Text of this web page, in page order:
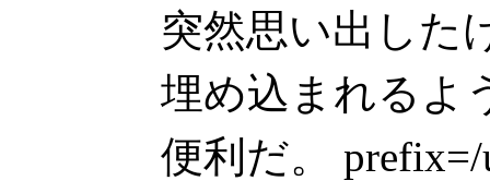
突然思い出した
埋め込まれるよ
便利だ。 prefix=/